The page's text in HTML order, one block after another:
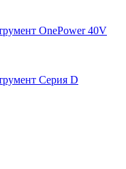
OnePower 40V
Серия D